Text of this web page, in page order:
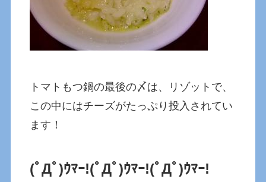
トマトもつ鍋の最後の〆は、リゾットで、
この中にはチーズがたっぷり投入されてい
ます！
(ﾟДﾟ)ｳﾏｰ!(ﾟДﾟ)ｳﾏｰ!(ﾟДﾟ)ｳﾏｰ!